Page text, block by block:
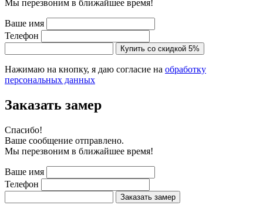
Мы перезвоним в ближайшее время!
Ваше имя
Телефон
Купить со скидкой 5%
Нажимаю на кнопку, я даю согласие на обработку
персональных данных
Заказать замер
Cпасибо!
Ваше сообщение отправлено.
Мы перезвоним в ближайшее время!
Ваше имя
Телефон
Заказать замер